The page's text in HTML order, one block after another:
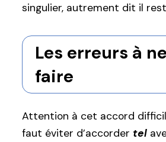
singulier, autrement dit il
Les erreurs à
faire
Attention à cet accord
faut éviter d’accorder tel